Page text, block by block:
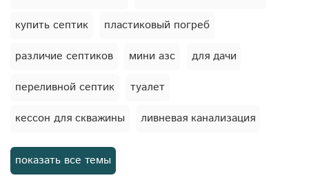
купить септик
пластиковый погреб
различие септиков
мини азс
для дачи
переливной септик
туалет
кессон для скважины
ливневая канализация
погреб на даче
дренажные системы
мягкие емкости
автономная канализация
показать все темы